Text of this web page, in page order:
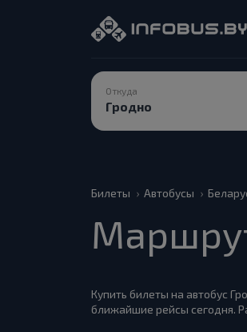
Откуда
Билеты Автобусы
Купить билеты на автобус
ближайшие рейсы сегодня.